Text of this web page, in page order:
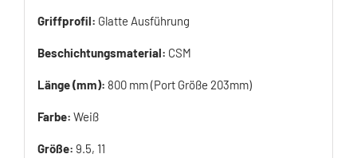
Griffprofil: Glatte Ausführung
Beschichtungsmaterial: CSM
Länge (mm): 800 mm (Port Größe 203mm)
Farbe: Weiß
Größe: 9.5, 11